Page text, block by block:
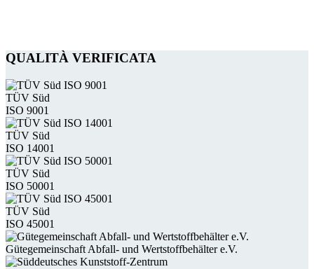
QUALITÀ VERIFICATA
TÜV Süd
ISO 9001
TÜV Süd
ISO 14001
TÜV Süd
ISO 50001
TÜV Süd
ISO 45001
Güte­gemein­schaft Abfall- und Wert­stoff­behälter e.V.